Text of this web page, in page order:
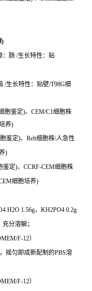
)
：肠 /生长特性：贴
/生长特性：贴壁/T98G细
胞鉴定)、CEM/C1细胞株
养)
鉴定)、Reh细胞株\人急性
)
定)、CCRF-CEM细胞株
细胞培养)
H2O 1.56g，KH2PO4 0.2g
分溶解；
F-12）
摇匀即成新配制的PBS溶
F-12）